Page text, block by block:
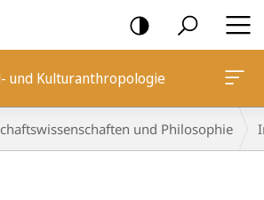
und Kulturanthropologie
und Philosophie